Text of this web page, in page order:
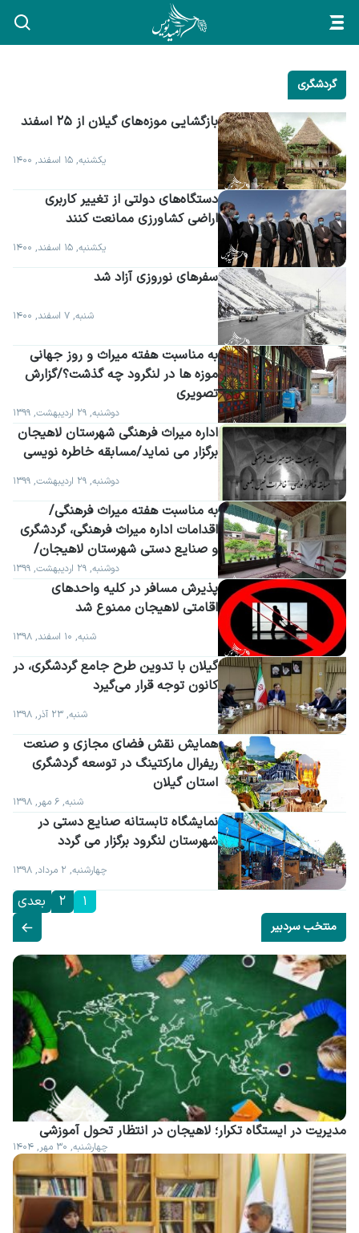
گردشگری
بازگشایی موزه های گیلان از ۲۵ اسفند
یکشنبه, ۱۵ اسفند, ۱۴۰۰
اراضی کشاورزی ممانعت کنند
یکشنبه, ۱۵ اسفند, ۱۴۰۰
سفرهای نوروزی آزاد شد
شنبه, ۷ اسفند, ۱۴۰۰
تصویری
دوشنبه, ۲۹ اردیبهشت, ۱۳۹۹
برگزار می نماید/مسابقه خاطره نویسی
دوشنبه, ۲۹ اردیبهشت, ۱۳۹۹
به مناسبت هفته میراث فرهنگی/
دوشنبه, ۲۹ اردیبهشت, ۱۳۹۹
اقامتی لاهیجان ممنوع شد
شنبه, ۱۰ اسفند, ۱۳۹۸
کانون توجه قرار می‌گیرد
شنبه, ۲۳ آذر, ۱۳۹۸
استان گیلان
شنبه, ۶ مهر, ۱۳۹۸
شهرستان لنگرود برگزار می گردد
چهارشنبه, ۲ مرداد, ۱۳۹۸
1
2 بعدی
منتخب سردبیر
مدیریت در ایستگاه تکرار؛ لاهیجان در انتظار تحول آموزشی
چهارشنبه, ۳۰ مهر, ۱۴۰۴